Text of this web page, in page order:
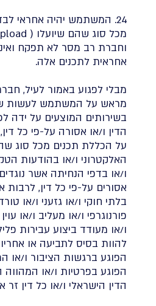
24. המשתמש יהיה אחראי
וחברת רב מסר לא תפקח
אחראית לתכנים אלה.
מבלי לפגוע באמור לעיל,
מראש על המשתמש לעשות
בשירותים המוצעים על ידה
הדין ו/או אסורה על-פי כל
על הכללת תכנים מכל סוג
האלקטרוני ו/או בהודעות
ו/או בדפי הנחיתה אשר
אסורים על-פי כל דין, לרבות
בלתי חוקי ו/או גזעני ו/או
פורנוגרפי ו/או מעליב ו/או
ו/או מעודד ביצוע עבירות
להוות בסיס לתביעה או
הפוגע ברגשות הציבור ו/או
הפוגע בפרטיות ו/או
הדין הישראלי ו/או כל דין זר